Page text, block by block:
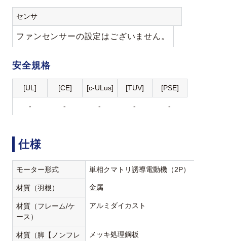
センサ
ファンセンサーの設定はございません。
安全規格
[UL] [CE] [c-ULus] [TUV] [PSE]
- - - - -
仕様
モーター形式 単相クマトリ誘導電動機（2P）
材質（羽根） 金属
材質（フレーム/ケ
ース）
アルミダイカスト
材質（脚【ノンフレ
メッキ処理鋼板